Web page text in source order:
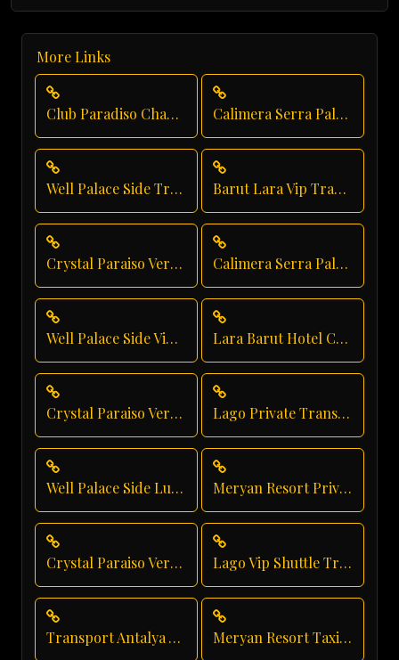
More Links
Club Paradiso Chauffeur Service Calimera Serra Palace Airport Transfer
Well Palace Side Transfer Barut Lara Vip Transfer
Crystal Paraiso Verde Resort Transfer Calimera Serra Palace Taxi Service
Well Palace Side Vip Transfer Lara Barut Hotel Chauffeur
Crystal Paraiso Verde Vip Transfer Lago Private Transfer
Well Palace Side Luxury Transportation Meryan Resort Private Transfer
Crystal Paraiso Verde Group Transfer Lago Vip Shuttle Transfer
Transport Antalya Airport Meryan Resort Taxi Service